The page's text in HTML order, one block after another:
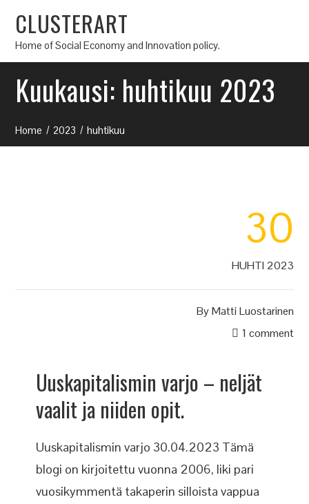
CLUSTERART
Home of Social Economy and Innovation policy.
Kuukausi: huhtikuu 2023
Home 2023 huhtikuu
30
HUHTI 2023
ByMatti Luostarinen
1 comment
Uuskapitalismin varjo – neljät
vaalit ja niiden opit.
Uuskapitalismin varjo 30.04.2023 Tämä
blogi on kirjoitettu vuonna 2006, liki pari
vuosikymmentä takaperin silloista vappua